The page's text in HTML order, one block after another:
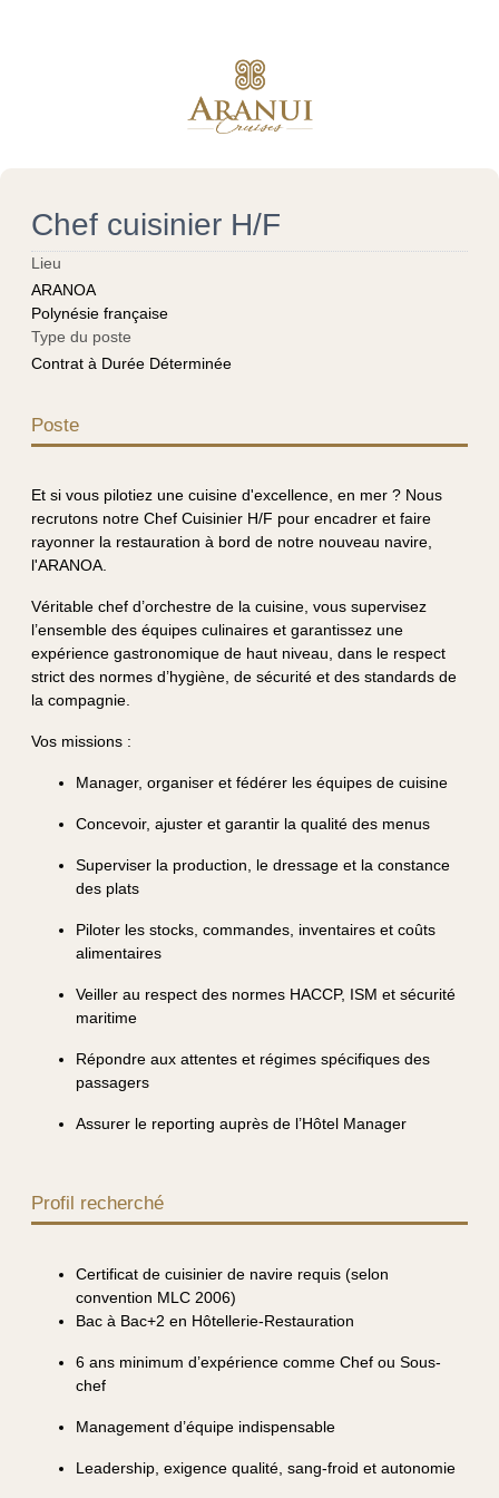
Chef cuisinier H/F
Lieu
ARANOA
Polynésie française
Type du poste
Contrat à Durée Déterminée
Poste
Et si vous pilotiez une cuisine d'excellence, en mer ? Nous
recrutons notre Chef Cuisinier H/F pour encadrer et faire
rayonner la restauration à bord de notre nouveau navire,
l'ARANOA.
Véritable chef d’orchestre de la cuisine, vous supervisez
l’ensemble des équipes culinaires et garantissez une
expérience gastronomique de haut niveau, dans le respect
strict des normes d’hygiène, de sécurité et des standards de
la compagnie.
Vos missions :
Manager, organiser et fédérer les équipes de cuisine
Concevoir, ajuster et garantir la qualité des menus
Superviser la production, le dressage et la constance
des plats
Piloter les stocks, commandes, inventaires et coûts
alimentaires
Veiller au respect des normes HACCP, ISM et sécurité
maritime
Répondre aux attentes et régimes spécifiques des
passagers
Assurer le reporting auprès de l’Hôtel Manager
Profil recherché
Certificat de cuisinier de navire requis (selon
convention MLC 2006)
Bac à Bac+2 en Hôtellerie-Restauration
6 ans minimum d’expérience comme Chef ou Sous-
chef
Management d’équipe indispensable
Leadership, exigence qualité, sang-froid et autonomie